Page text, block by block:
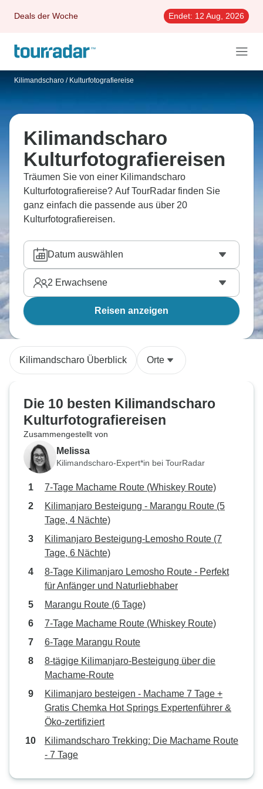
Deals der Woche Endet: 12 Aug, 2026
Kilimandscharo / Kulturfotografiereise
Kilimandscharo
Kulturfotografiereisen
Träumen Sie von einer Kilimandscharo
Kulturfotografiereise? Auf TourRadar finden Sie
ganz einfach die passende aus über 20
Kulturfotografiereisen.
Datum auswählen
2 Erwachsene
Reisen anzeigen
Kilimandscharo Überblick Orte
Die 10 besten Kilimandscharo
Kulturfotografiereisen
Zusammengestellt von
Melissa
Kilimandscharo-Expert*in bei TourRadar
7-Tage Machame Route (Whiskey Route)
Kilimanjaro Besteigung - Marangu Route (5
Tage, 4 Nächte)
Kilimanjaro Besteigung-Lemosho Route (7
Tage, 6 Nächte)
8-Tage Kilimanjaro Lemosho Route - Perfekt
für Anfänger und Naturliebhaber
Marangu Route (6 Tage)
7-Tage Machame Route (Whiskey Route)
6-Tage Marangu Route
8-tägige Kilimanjaro-Besteigung über die
Machame-Route
Kilimanjaro besteigen - Machame 7 Tage +
Gratis Chemka Hot Springs Expertenführer &
Öko-zertifiziert
Kilimandscharo Trekking: Die Machame Route
- 7 Tage